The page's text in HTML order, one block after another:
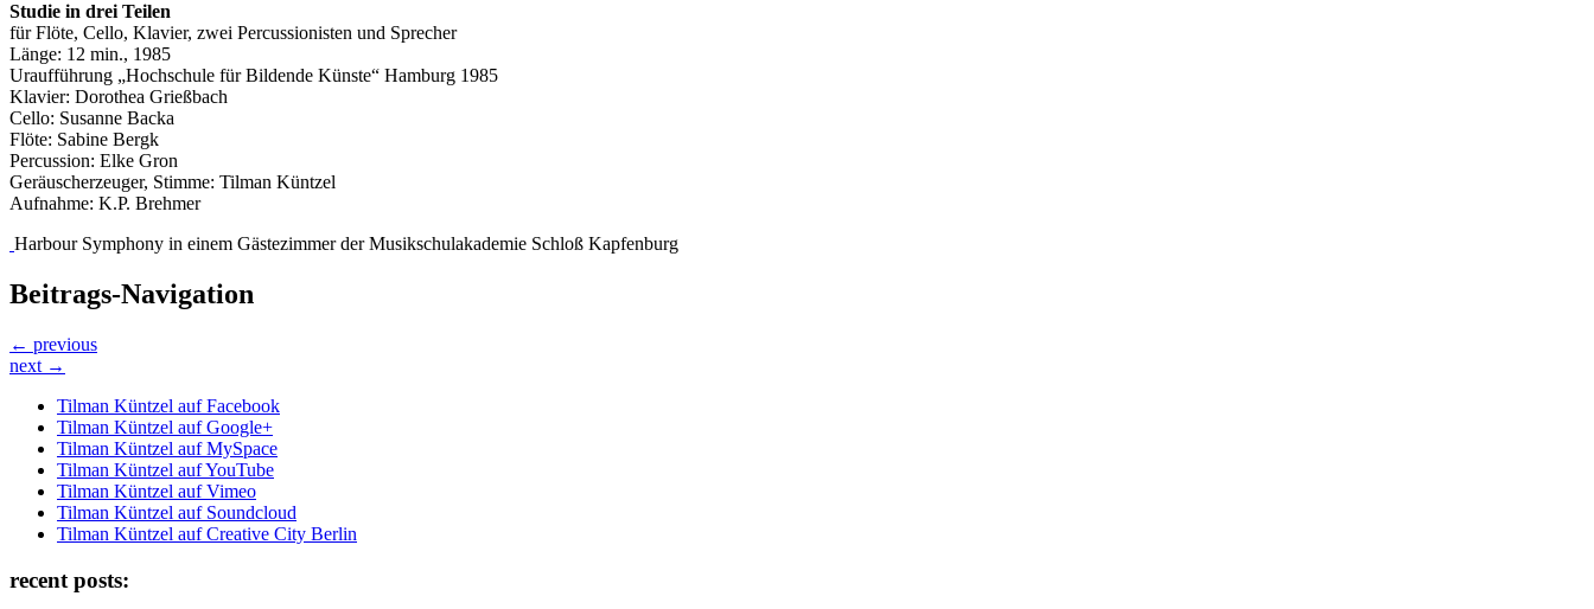
Studie in drei Teilen
für Flöte, Cello, Klavier, zwei Percussionisten und Sprecher
Länge: 12 min., 1985
Uraufführung „Hochschule für Bildende Künste“ Hamburg 1985
Klavier: Dorothea Grießbach
Cello: Susanne Backa
Flöte: Sabine Bergk
Percussion: Elke Gron
Geräuscherzeuger, Stimme: Tilman Küntzel
Aufnahme: K.P. Brehmer
Harbour Symphony in einem Gästezimmer der Musikschulakademie Schloß Kapfenburg
Beitrags-Navigation
← previous
next →
Tilman Küntzel auf Facebook
Tilman Küntzel auf Google+
Tilman Küntzel auf MySpace
Tilman Küntzel auf YouTube
Tilman Küntzel auf Vimeo
Tilman Küntzel auf Soundcloud
Tilman Küntzel auf Creative City Berlin
recent posts: